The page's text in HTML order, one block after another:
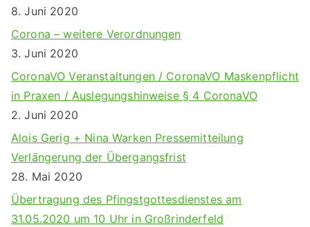
8. Juni 2020
Corona – weitere Verordnungen
3. Juni 2020
CoronaVO Veranstaltungen / CoronaVO Maskenpflicht
in Praxen / Auslegungshinweise § 4 CoronaVO
2. Juni 2020
Alois Gerig + Nina Warken Pressemitteilung
Verlängerung der Übergangsfrist
28. Mai 2020
Übertragung des Pfingstgottesdienstes am
31.05.2020 um 10 Uhr in Großrinderfeld